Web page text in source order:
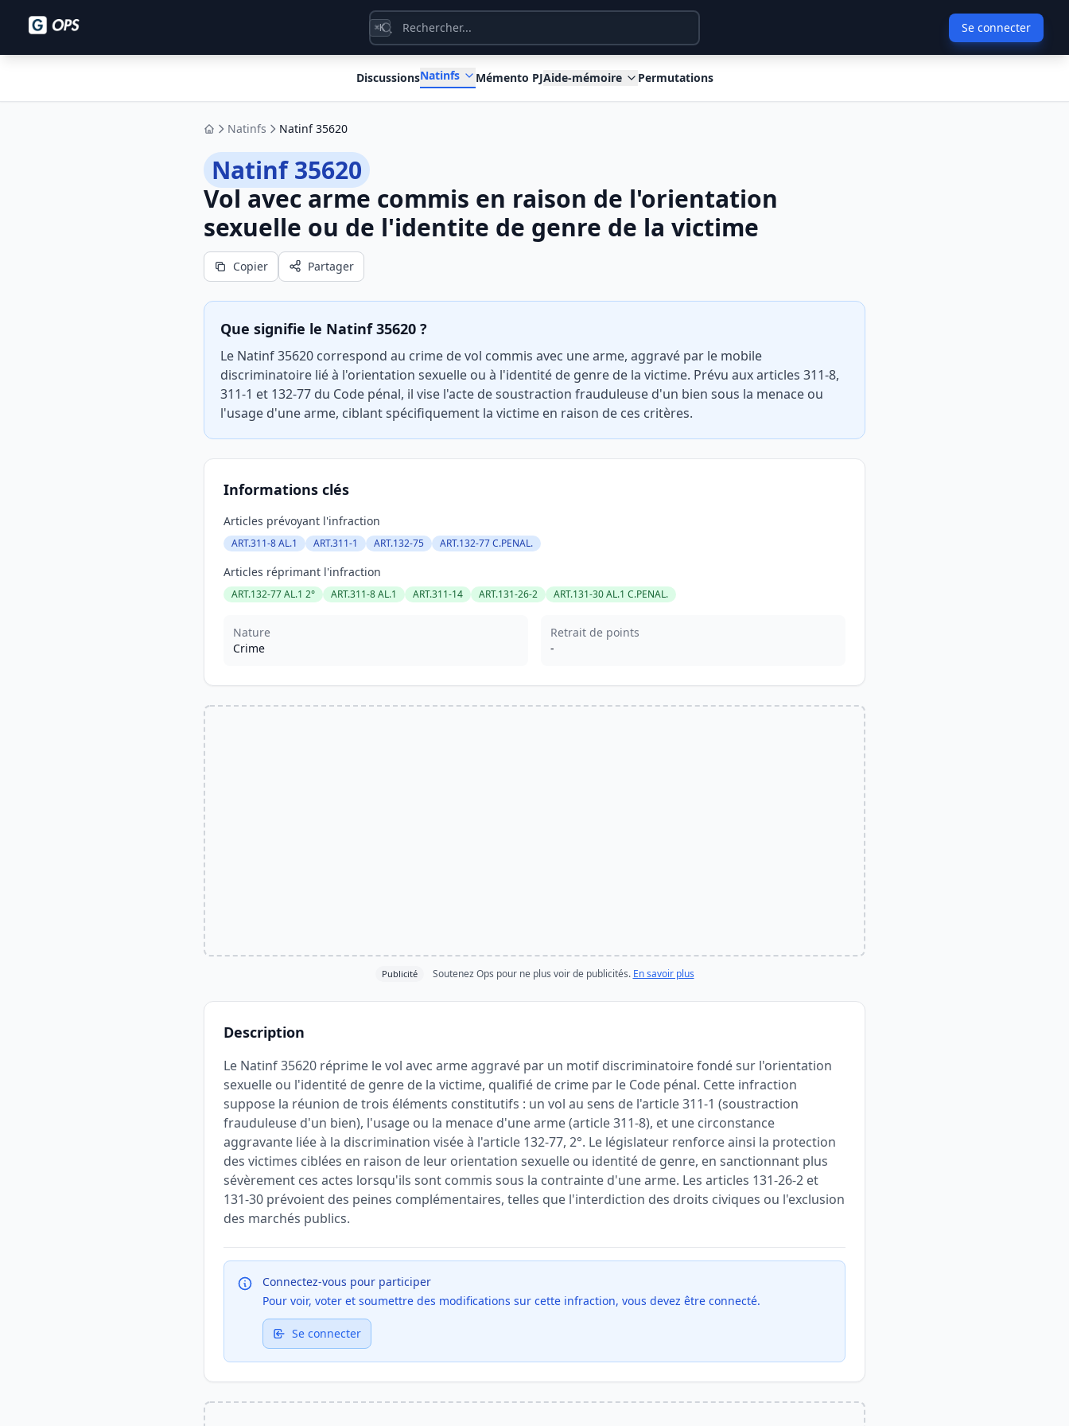
⌘K Se connecter
DiscussionsNatinfs Mémento PJAide-mémoire Permutations
AccueilNatinfs Natinf 35620
Natinf 35620
Vol avec arme commis en raison de l'orientation
sexuelle ou de l'identite de genre de la victime
Copier Partager
Que signifie le Natinf 35620 ?
Le Natinf 35620 correspond au crime de vol commis avec une arme, aggravé par le mobile
discriminatoire lié à l'orientation sexuelle ou à l'identité de genre de la victime. Prévu aux articles 311-8,
311-1 et 132-77 du Code pénal, il vise l'acte de soustraction frauduleuse d'un bien sous la menace ou
l'usage d'une arme, ciblant spécifiquement la victime en raison de ces critères.
Informations clés
Articles prévoyant l'infraction
ART.311-8 AL.1 ART.311-1 ART.132-75 ART.132-77 C.PENAL.
Articles réprimant l'infraction
ART.132-77 AL.1 2° ART.311-8 AL.1 ART.311-14 ART.131-26-2 ART.131-30 AL.1 C.PENAL.
Nature
Crime
Retrait de points
-
Publicité Soutenez Ops pour ne plus voir de publicités. En savoir plus
Description
Le Natinf 35620 réprime le vol avec arme aggravé par un motif discriminatoire fondé sur l'orientation
sexuelle ou l'identité de genre de la victime, qualifié de crime par le Code pénal. Cette infraction
suppose la réunion de trois éléments constitutifs : un vol au sens de l'article 311-1 (soustraction
frauduleuse d'un bien), l'usage ou la menace d'une arme (article 311-8), et une circonstance
aggravante liée à la discrimination visée à l'article 132-77, 2°. Le législateur renforce ainsi la protection
des victimes ciblées en raison de leur orientation sexuelle ou identité de genre, en sanctionnant plus
sévèrement ces actes lorsqu'ils sont commis sous la contrainte d'une arme. Les articles 131-26-2 et
131-30 prévoient des peines complémentaires, telles que l'interdiction des droits civiques ou l'exclusion
des marchés publics.
Connectez-vous pour participer
Pour voir, voter et soumettre des modifications sur cette infraction, vous devez être connecté.
Se connecter